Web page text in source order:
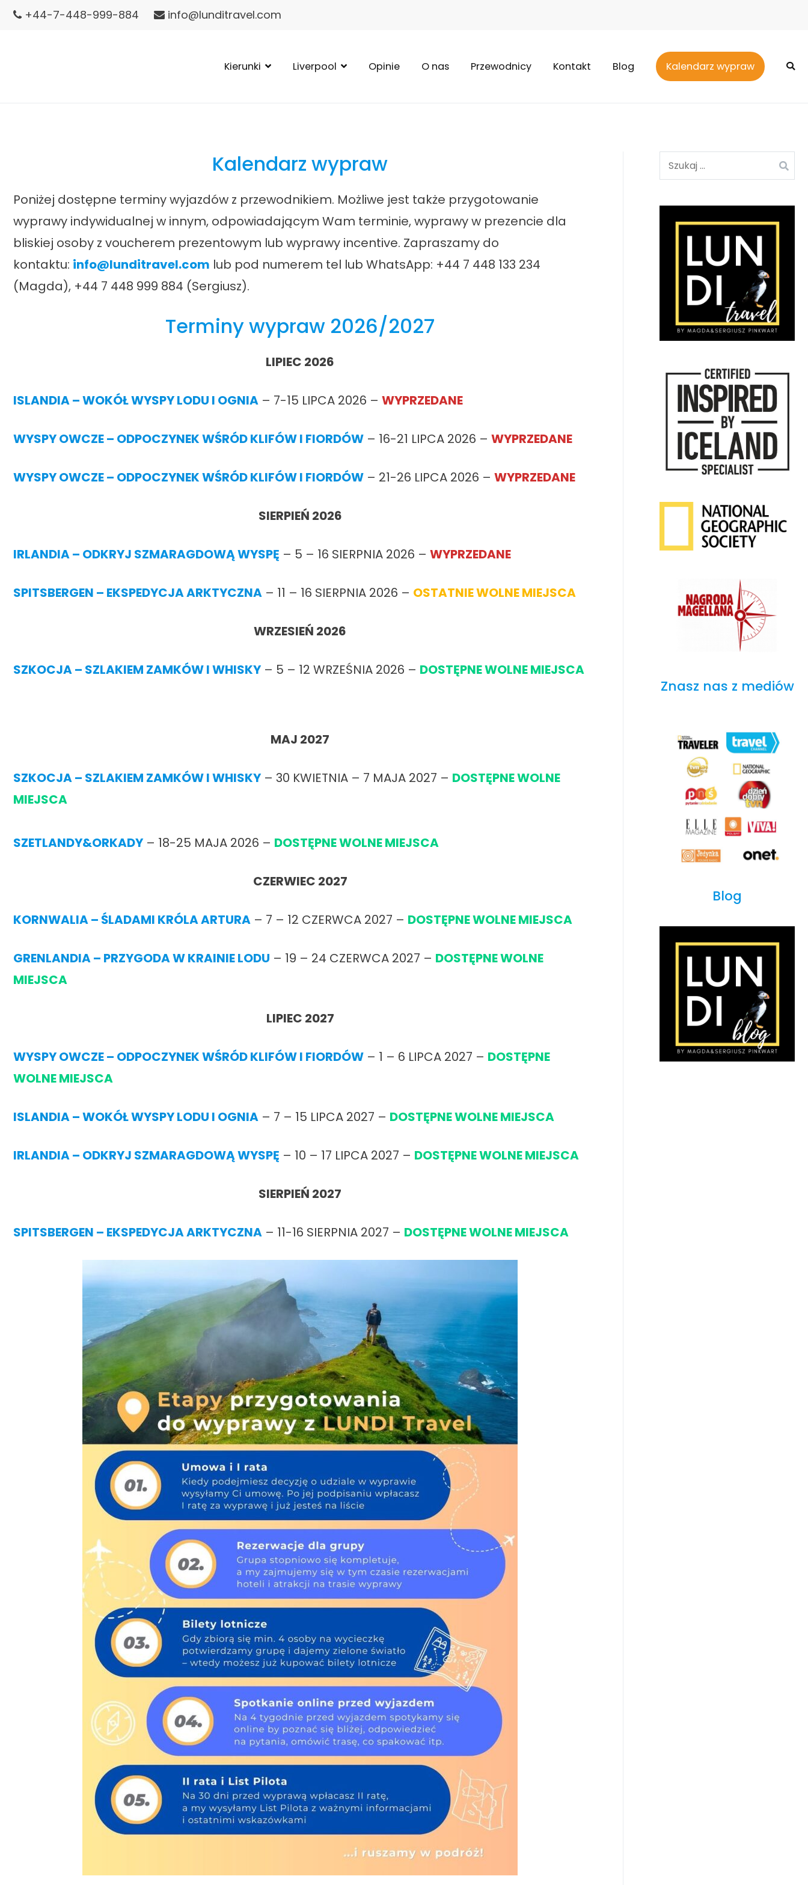
Przejdź+44-7-448-999-884 info@lunditravel.com
Kierunki Liverpool Opinie O nas Przewodnicy Kontakt Blog Kalendarz wypraw
Kalendarz wypraw
Poniżej dostępne terminy wyjazdów z przewodnikiem. Możliwe jest także przygotowanie
wyprawy indywidualnej w innym, odpowiadającym Wam terminie, wyprawy w prezencie dla
bliskiej osoby z voucherem prezentowym lub wyprawy incentive. Zapraszamy do
kontaktu: info@lunditravel.com lub pod numerem tel lub WhatsApp: +44 7 448 133 234
(Magda), +44 7 448 999 884 (Sergiusz).
Terminy wypraw 2026/2027
LIPIEC 2026
ISLANDIA – WOKÓŁ WYSPY LODU I OGNIA – 7-15 LIPCA 2026 – WYPRZEDANE
WYSPY OWCZE – ODPOCZYNEK WŚRÓD KLIFÓW I FIORDÓW – 16-21 LIPCA 2026 – WYPRZEDANE
WYSPY OWCZE – ODPOCZYNEK WŚRÓD KLIFÓW I FIORDÓW – 21-26 LIPCA 2026 – WYPRZEDANE
SIERPIEŃ 2026
IRLANDIA – ODKRYJ SZMARAGDOWĄ WYSPĘ – 5 – 16 SIERPNIA 2026 – WYPRZEDANE
SPITSBERGEN – EKSPEDYCJA ARKTYCZNA – 11 – 16 SIERPNIA 2026 – OSTATNIE WOLNE MIEJSCA
WRZESIEŃ 2026
SZKOCJA – SZLAKIEM ZAMKÓW I WHISKY– 5 – 12 WRZEŚNIA 2026 – DOSTĘPNE WOLNE MIEJSCA
MAJ 2027
SZKOCJA – SZLAKIEM ZAMKÓW I WHISKY– 30 KWIETNIA – 7 MAJA 2027 – DOSTĘPNE WOLNE
MIEJSCA
SZETLANDY&ORKADY– 18-25 MAJA 2026 – DOSTĘPNE WOLNE MIEJSCA
CZERWIEC 2027
KORNWALIA – ŚLADAMI KRÓLA ARTURA – 7 – 12 CZERWCA 2027 – DOSTĘPNE WOLNE MIEJSCA
GRENLANDIA – PRZYGODA W KRAINIE LODU – 19 – 24 CZERWCA 2027 – DOSTĘPNE WOLNE
MIEJSCA
LIPIEC 2027
WYSPY OWCZE – ODPOCZYNEK WŚRÓD KLIFÓW I FIORDÓW – 1 – 6 LIPCA 2027 – DOSTĘPNE
WOLNE MIEJSCA
ISLANDIA – WOKÓŁ WYSPY LODU I OGNIA – 7 – 15 LIPCA 2027 – DOSTĘPNE WOLNE MIEJSCA
IRLANDIA – ODKRYJ SZMARAGDOWĄ WYSPĘ – 10 – 17 LIPCA 2027 – DOSTĘPNE WOLNE MIEJSCA
SIERPIEŃ 2027
SPITSBERGEN – EKSPEDYCJA ARKTYCZNA – 11-16 SIERPNIA 2027 – DOSTĘPNE WOLNE MIEJSCA
Znasz nas z mediów
Blog